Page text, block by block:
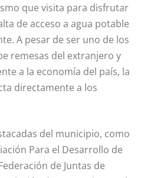
que visita para disfrutar
de acceso a agua potable
A pesar de ser uno de los
remesas del extranjero y
a la economía del país, la
directamente a los
del municipio, como
Para el Desarrollo de
de Juntas de